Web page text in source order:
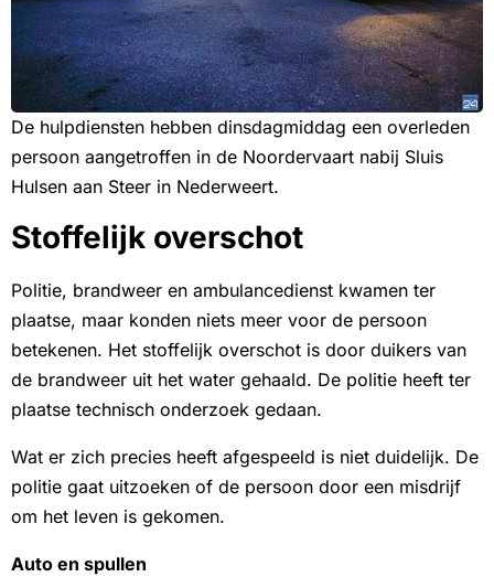
De hulpdiensten hebben dinsdagmiddag een overleden
persoon aangetroffen in de Noordervaart nabij Sluis
Hulsen aan Steer in Nederweert.
Stoffelijk overschot
Politie, brandweer en ambulancedienst kwamen ter
plaatse, maar konden niets meer voor de persoon
betekenen. Het stoffelijk overschot is door duikers van
de brandweer uit het water gehaald. De politie heeft ter
plaatse technisch onderzoek gedaan.
Wat er zich precies heeft afgespeeld is niet duidelijk. De
politie gaat uitzoeken of de persoon door een misdrijf
om het leven is gekomen.
Auto en spullen